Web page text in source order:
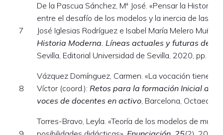
7
De la Pascua Sánchez, Mª José. «Pensar la Historia
entre el desafío de los modelos y la inercia de las
José Iglesias Rodríguez e Isabel María Melero
Historia Moderna. Líneas actuales y futuras de
Sevilla, Editorial Universidad de Sevilla, 2020, pp.
8
Vázquez Domínguez, Carmen. «La vocación tiene
Víctor (coord.): Retos para la formación Inicial
voces de docentes en activo, Barcelona,
Torres-Bravo, Leyla. «Teoría de los modelos de